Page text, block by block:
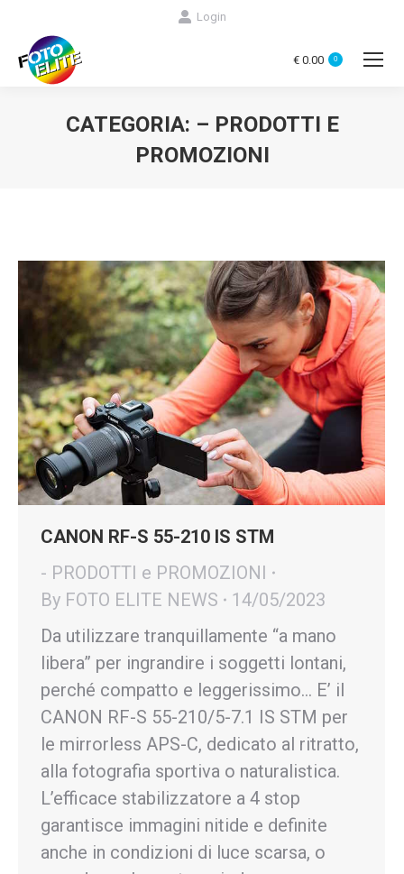
Login
€ 0.00 0
CATEGORIA: – PRODOTTI E
PROMOZIONI
CANON RF-S 55-210 IS STM
- PRODOTTI e PROMOZIONI
By FOTO ELITE NEWS
14/05/2023
Da utilizzare tranquillamente “a mano
libera” per ingrandire i soggetti lontani,
perché compatto e leggerissimo… E’ il
CANON RF-S 55-210/5-7.1 IS STM per
le mirrorless APS-C, dedicato al ritratto,
alla fotografia sportiva o naturalistica.
L’efficace stabilizzatore a 4 stop
garantisce immagini nitide e definite
anche in condizioni di luce scarsa, o